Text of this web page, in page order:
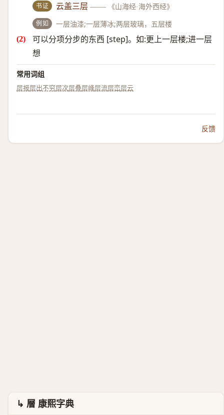
书证 云盖三层 —— 《山海经·海外西经》
例如 一层油漆;一层薄冰;两层玻璃，五层楼
可以分项分步的东西 [step]。如:更上一层楼;进一层
想
常用词组
层报层出不穷层次层叠层峰层流层峦层云
反馈
↳ 層 康熙字典